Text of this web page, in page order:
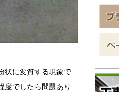
状に変質する現象で
度でしたら問題あり